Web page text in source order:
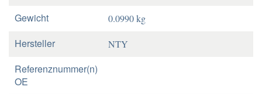
Gewicht 0.0990 kg
Hersteller NTY
Referenznummer(n)
OE